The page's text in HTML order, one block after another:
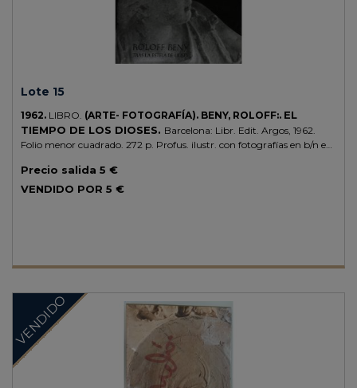
Lote 15
1962. LIBRO. (ARTE- FOTOGRAFÍA). BENY, ROLOFF:. EL
TIEMPO DE LOS DIOSES. Barcelona: Libr. Edit. Argos, 1962.
Folio menor cuadrado. 272 p. Profus. ilustr. con fotografías en b/n en
deslucida) .
Precio salida 5 €
VENDIDO POR 5 €
VENDIDO